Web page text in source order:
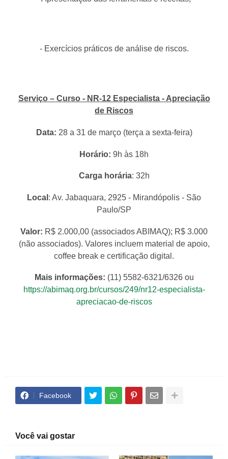
- Exercícios práticos de análise de riscos.
Serviço – Curso - NR-12 Especialista - Apreciação
de Riscos
Data: 28 a 31 de março (terça a sexta-feira)
Horário: 9h às 18h
Carga horária: 32h
Local : Av. Jabaquara, 2925 - Mirandópolis - São
Paulo/SP
Valor: R$ 2.000,00 (associados ABIMAQ); R$ 3.000
(não associados). Valores incluem material de apoio,
coffee break e certificação digital.
Mais informações: (11) 5582-6321/6326 ou
https://abimaq.org.br/cursos/249/nr12-especialista-
apreciacao-de-riscos
Facebook
Você vai gostar